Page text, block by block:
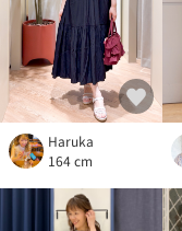
Haruka
164 cm